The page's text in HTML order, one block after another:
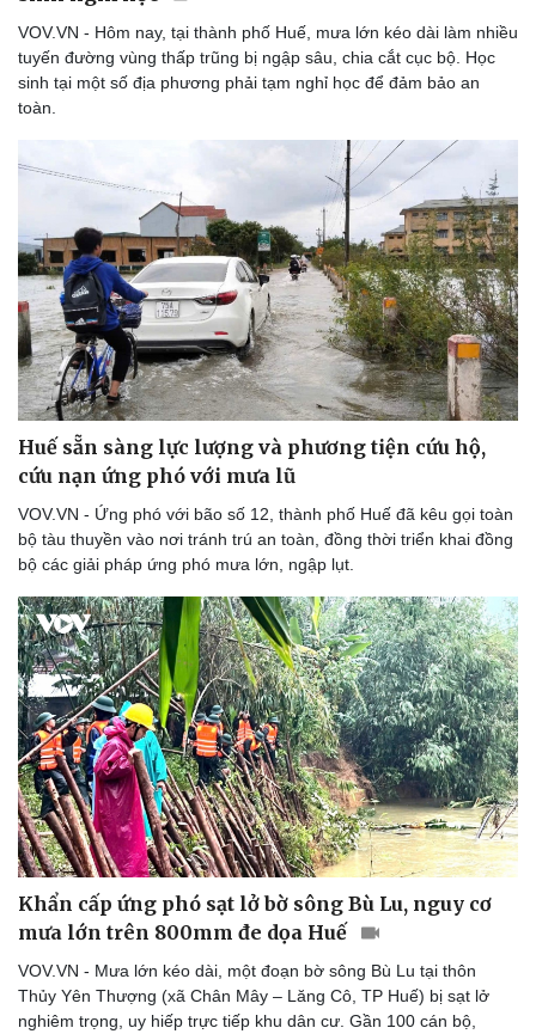
Doanh nghiệp
Thông tin doanh nghiệp
Doanh nghiệp 24h
Sành điệu
Tin Công nghệ
Trải nghiệm
Chuyển đổi số
VOV.VN - Hôm nay, tại thành phố Huế, mưa lớn kéo dài làm nhiều
tuyến đường vùng thấp trũng bị ngập sâu, chia cắt cục bộ. Học
sinh tại một số địa phương phải tạm nghỉ học để đảm bảo an
toàn.
Huế sẵn sàng lực lượng và phương tiện cứu hộ,
cứu nạn ứng phó với mưa lũ
VOV.VN - Ứng phó với bão số 12, thành phố Huế đã kêu gọi toàn
bộ tàu thuyền vào nơi tránh trú an toàn, đồng thời triển khai đồng
bộ các giải pháp ứng phó mưa lớn, ngập lụt.
Khẩn cấp ứng phó sạt lở bờ sông Bù Lu, nguy cơ
mưa lớn trên 800mm đe dọa Huế
VOV.VN - Mưa lớn kéo dài, một đoạn bờ sông Bù Lu tại thôn
Thủy Yên Thượng (xã Chân Mây – Lăng Cô, TP Huế) bị sạt lở
nghiêm trọng, uy hiếp trực tiếp khu dân cư. Gần 100 cán bộ,